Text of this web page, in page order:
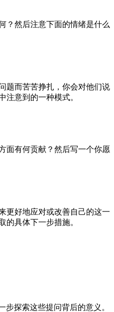
？然后注意下面的情绪是什么
题而苦苦挣扎，你会对他们说
注意到的一种模式。
面有何贡献？然后写一个你愿
更好地应对或改善自己的这一
的具体下一步措施。
步探索这些提问背后的意义。